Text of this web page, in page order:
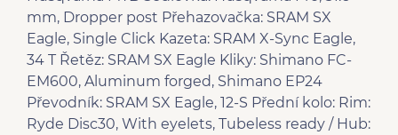
mm, Dropper post Přehazovačka: SRAM SX
Eagle, Single Click Kazeta: SRAM X-Sync Eagle,
34 T Řetěz: SRAM SX Eagle Kliky: Shimano FC-
EM600, Aluminum forged, Shimano EP24
Převodník: SRAM SX Eagle, 12-S Přední kolo: Rim:
Ryde Disc30, With eyelets, Tubeless ready / Hub: